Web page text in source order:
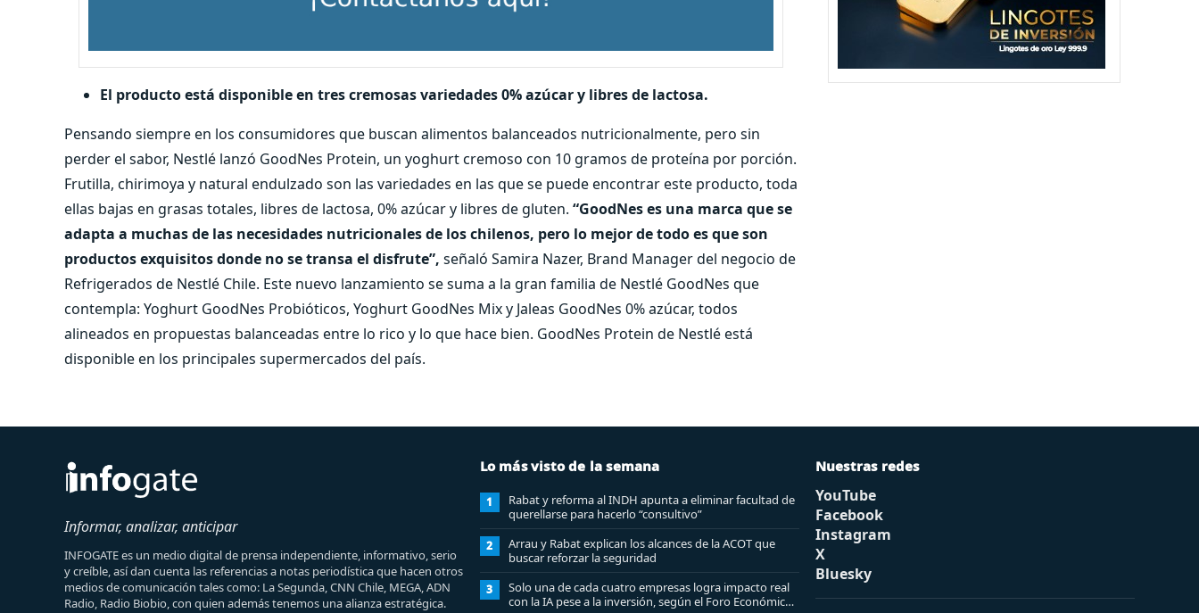
El producto está disponible en tres cremosas variedades 0% azúcar y libres de lactosa.
Pensando siempre en los consumidores que buscan alimentos balanceados nutricionalmente, pero sin
perder el sabor, Nestlé lanzó GoodNes Protein, un yoghurt cremoso con 10 gramos de proteína por porción.
Frutilla, chirimoya y natural endulzado son las variedades en las que se puede encontrar este producto, toda
ellas bajas en grasas totales, libres de lactosa, 0% azúcar y libres de gluten. “GoodNes es una marca que se
adapta a muchas de las necesidades nutricionales de los chilenos, pero lo mejor de todo es que son
productos exquisitos donde no se transa el disfrute”, señaló Samira Nazer, Brand Manager del negocio de
Refrigerados de Nestlé Chile. Este nuevo lanzamiento se suma a la gran familia de Nestlé GoodNes que
contempla: Yoghurt GoodNes Probióticos, Yoghurt GoodNes Mix y Jaleas GoodNes 0% azúcar, todos
alineados en propuestas balanceadas entre lo rico y lo que hace bien. GoodNes Protein de Nestlé está
disponible en los principales supermercados del país.
Informar, analizar, anticipar
INFOGATE es un medio digital de prensa independiente, informativo, serio
y creíble, así dan cuenta las referencias a notas periodística que hacen otros
medios de comunicación tales como: La Segunda, CNN Chile, MEGA, ADN
Radio, Radio Biobio, con quien además tenemos una alianza estratégica.
Lo más visto de la semana
1
Rabat y reforma al INDH apunta a eliminar facultad de
querellarse para hacerlo “consultivo”
2
Arrau y Rabat explican los alcances de la ACOT que
buscar reforzar la seguridad
3
Solo una de cada cuatro empresas logra impacto real
con la IA pese a la inversión, según el Foro Económico
Nuestras redes
YouTube
Facebook
Instagram
X
Bluesky